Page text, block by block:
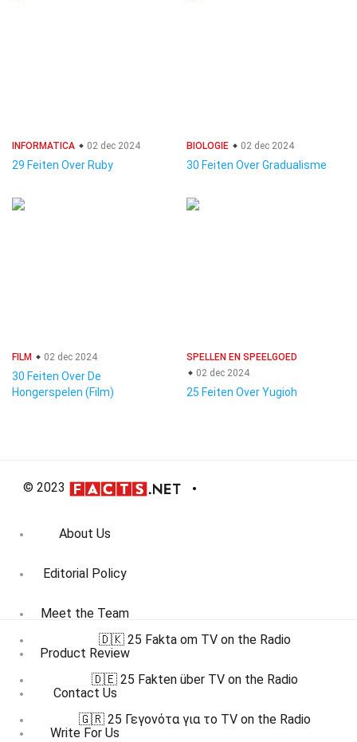
INFORMATICA 02 dec 2024
29 Feiten Over Ruby
BIOLOGIE 02 dec 2024
30 Feiten Over Gradualisme
FILM 02 dec 2024
30 Feiten Over De
Hongerspelen (Film)
SPELLEN EN SPEELGOED
02 dec 2024
25 Feiten Over Yugioh
© 2023
About Us
Editorial Policy
Meet the Team
Product Review
Contact Us
Write For Us
🇩🇰 25 Fakta om TV on the Radio
🇩🇪 25 Fakten über TV on the Radio
🇬🇷 25 Γεγονότα για το TV on the Radio